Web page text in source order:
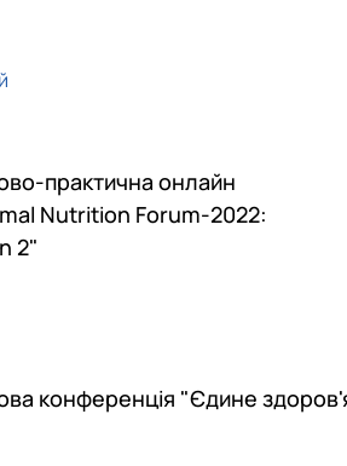
практична онлайн
Nutrition Forum-2022:
2"
конференція "Єдине